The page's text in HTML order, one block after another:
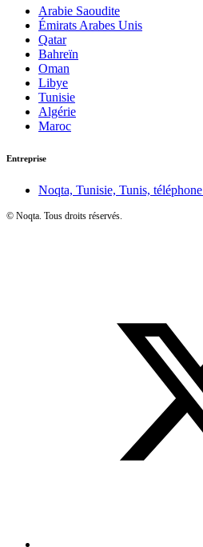
Arabie Saoudite
Émirats Arabes Unis
Qatar
Bahreïn
Oman
Libye
Tunisie
Algérie
Maroc
Entreprise
Noqta, Tunisie, Tunis, téléphone
© Noqta. Tous droits réservés.